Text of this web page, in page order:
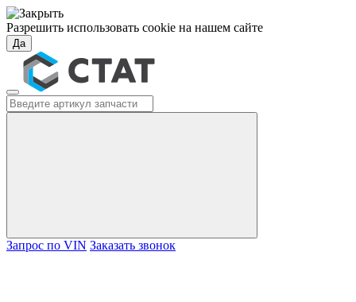
Разрешить использовать cookie на нашем сайте
Да
Запрос по VIN Заказать звонок